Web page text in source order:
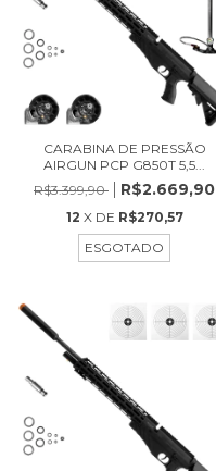
CARABINA DE PRESSÃO
AIRGUN PCP G850T 5,5...
R$3.399,90
R$2.669,90
12 X DE R$270,57
ESGOTADO